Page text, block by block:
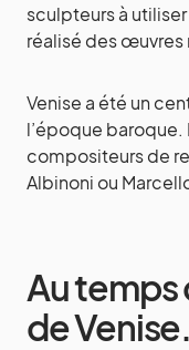
sculpteurs à utiliser
réalisé des œuvres
Venise a été un
l’époque baroque.
compositeurs de
Albinoni ou
Au temps
de